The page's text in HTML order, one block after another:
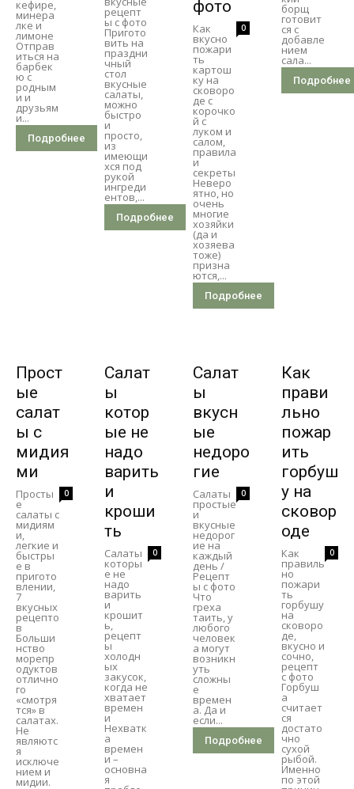
кефире,
минера
лке и
лимоне
Отправ
иться на
барбек
ю с
родным
и и
друзьям
и...
Подробнее
рецепт
ы с фото
Пригото
вить на
праздни
чный
стол
вкусные
салаты,
можно
быстро
и
просто,
из
имеющи
хся под
рукой
ингреди
ентов,...
Подробнее
фото
0
Как
вкусно
пожари
ть
картош
ку на
сковоро
де с
корочко
й с
луком и
салом,
правила
и
секреты
Неверо
ятно, но
очень
многие
хозяйки
(да и
хозяева
тоже)
призна
ются,...
Подробнее
борщ
готовит
ся с
добавле
нием
сала...
Подробнее
Прост
ые
салат
ы с
мидия
ми
0
Просты
е
салаты с
мидиям
и,
легкие и
быстры
е в
пригото
влении,
7
вкусных
рецепто
в
Больши
нство
морепр
одуктов
отлично
го
«смотря
тся» в
салатах.
Не
являютс
я
исключе
нием и
мидии.
Салат
ы
котор
ые не
надо
варить
и
кроши
ть
0
Салаты
которы
е не
надо
варить
и
крошит
ь,
рецепт
ы
холодн
ых
закусок,
когда не
хватает
времен
и
Нехватк
а
времен
и –
основна
я
Салат
ы
вкусн
ые
недоро
гие
0
Салаты
простые
и
вкусные
недорог
ие на
каждый
день /
Рецепт
ы с фото
Что
греха
таить, у
любого
человек
а могут
возникн
уть
сложны
е
времен
а. Да и
если...
Подробнее
Как
прави
льно
пожар
ить
горбуш
у на
сковор
оде
0
Как
правиль
но
пожари
ть
горбушу
на
сковоро
де,
вкусно и
сочно,
рецепт
с фото
Горбуш
а
считает
ся
достато
чно
сухой
рыбой.
Именно
по этой